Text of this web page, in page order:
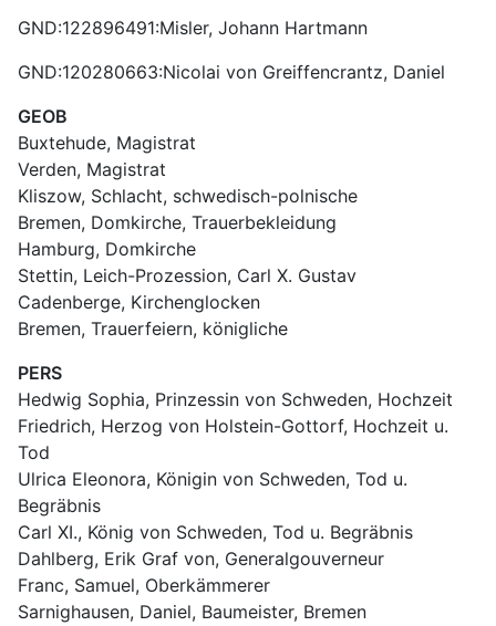
GND:122896491:Misler, Johann Hartmann
GND:120280663:Nicolai von Greiffencrantz, Daniel
GEOB
Buxtehude, Magistrat
Verden, Magistrat
Kliszow, Schlacht, schwedisch-polnische
Bremen, Domkirche, Trauerbekleidung
Hamburg, Domkirche
Stettin, Leich-Prozession, Carl X. Gustav
Cadenberge, Kirchenglocken
Bremen, Trauerfeiern, königliche
PERS
Hedwig Sophia, Prinzessin von Schweden, Hochzeit
Friedrich, Herzog von Holstein-Gottorf, Hochzeit u.
Tod
Ulrica Eleonora, Königin von Schweden, Tod u.
Begräbnis
Carl XI., König von Schweden, Tod u. Begräbnis
Dahlberg, Erik Graf von, Generalgouverneur
Franc, Samuel, Oberkämmerer
Sarnighausen, Daniel, Baumeister, Bremen